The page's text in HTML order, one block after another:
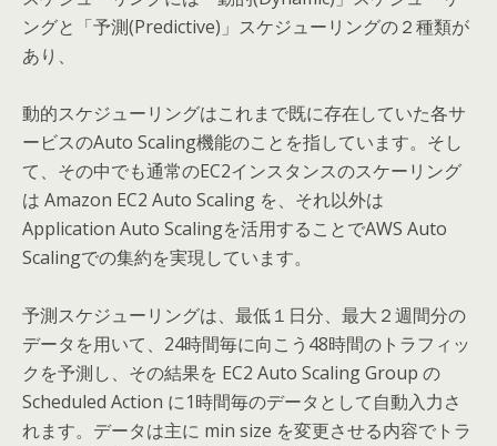
ングと「予測(Predictive)」スケジューリングの２種類が
あり、
動的スケジューリングはこれまで既に存在していた各サ
ービスのAuto Scaling機能のことを指しています。そし
て、その中でも通常のEC2インスタンスのスケーリング
は Amazon EC2 Auto Scaling を、それ以外は
Application Auto Scalingを活用することでAWS Auto
Scalingでの集約を実現しています。
予測スケジューリングは、最低１日分、最大２週間分の
データを用いて、24時間毎に向こう48時間のトラフィッ
クを予測し、その結果を EC2 Auto Scaling Group の
Scheduled Action に1時間毎のデータとして自動入力さ
れます。データは主に min size を変更させる内容でトラ